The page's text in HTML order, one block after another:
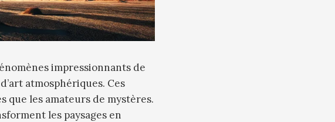
impressionnants de
atmosphériques. Ces
les amateurs de mystères.
les paysages en